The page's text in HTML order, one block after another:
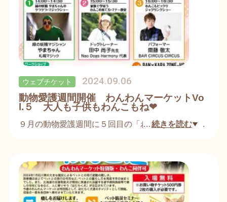
やすくなる頃。
改めて家族の健康を一緒に学んで楽しめる企画にし
ました。
ペットの商品だけでなく、愛犬家の皆さんにご満足
いただける雑貨・小物・スイーツも取り揃えており
ます。
■入場料 入場無料（ただし、お買い物チケット５
００円券２枚の購入が必要です）
ウェブチケット 2024.09.06
動物愛護週間開催 わんわんマーケットVo
l.５ 大人も子供もわんこもね❤
９月の動物愛護週間に５回目の「わんわんマーケッ
わんこ同伴OK お子様も楽しめるイベントやセミ
ナー、パフォーマンスが皆さんをお待ちしていま
す。
…続きを読む